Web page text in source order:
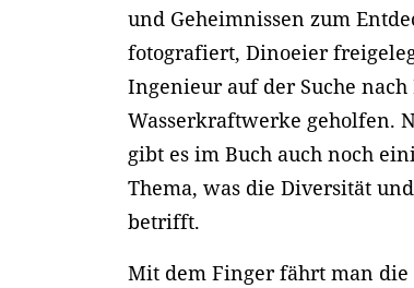
und Geheimnissen zum
fotografiert, Dinoeier
Ingenieur auf der Suche
Wasserkraftwerke geholfen.
gibt es im Buch auch noch
Thema, was die Diversität
betrifft.
Mit dem Finger fährt man